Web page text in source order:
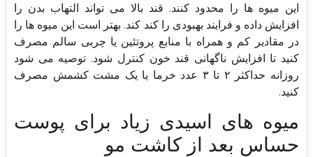
این میوه ها را محدود کنند. قند بالا می تواند التهاب بدن را
افزایش داده و فرایند بهبودی را کند کند. بهتر است این میوه ها را
در مقادیر کم و همراه با منابع پروتئین یا چربی سالم مصرف
کنید تا افزایش ناگهانی قند خون کنترل شود. توصیه می شود
روزانه حداکثر ۲ تا ۳ عدد خرما یا یک مشت کشمش مصرف
کنید.
میوه های اسیدی زیاد برای پوست
حساس بعد از کاشت مو